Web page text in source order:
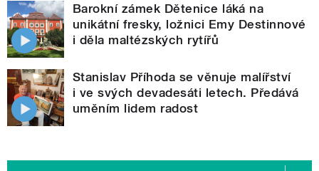
Barokní zámek Dětenice láká na
unikátní fresky, ložnici Emy Destinnové
i děla maltézských rytířů
Stanislav Příhoda se věnuje malířství
i ve svých devadesáti letech. Předává
uměním lidem radost